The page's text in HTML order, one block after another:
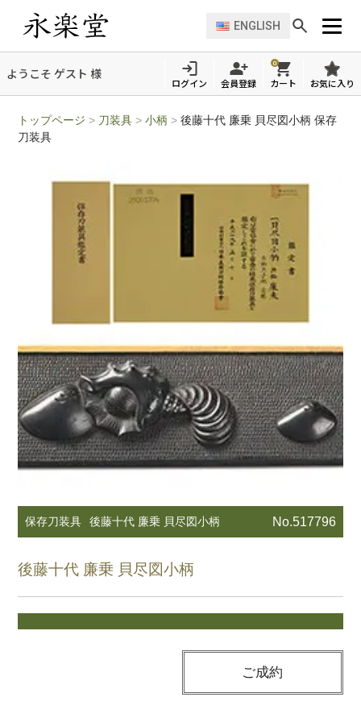
ENGLISH
ようこそ ゲスト 様
ログイン 会員登録
0
カート お気に入り
トップページ > 刀装具 >小柄 >後藤十代 廉乗 貝尽図小柄 保存
刀装具
保存刀装具 後藤十代 廉乗 貝尽図小柄 No.517796
後藤十代 廉乗 貝尽図小柄
ご成約